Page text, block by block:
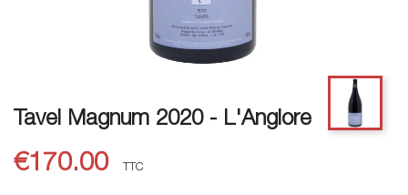
Tavel Magnum 2020 - L'Anglore
€170.00 TTC